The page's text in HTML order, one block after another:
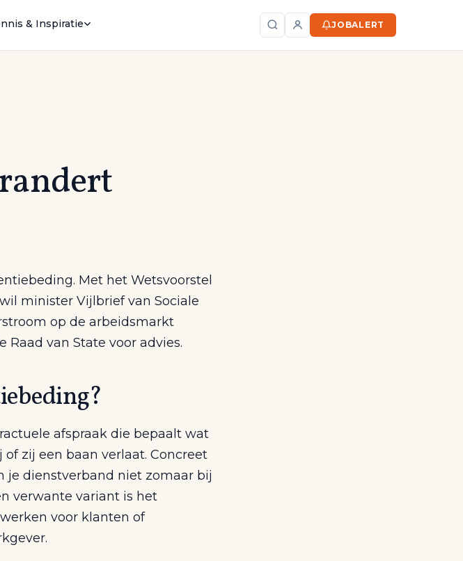
& Inspiratie JOBALERT
Met het Wetsvoorstel
minister Vijlbrief van Sociale
op de arbeidsmarkt
van State voor advies.
afspraak die bepaalt wat
zij een baan verlaat. Concreet
je dienstverband niet zomaar bij
verwante variant is het
voor klanten of